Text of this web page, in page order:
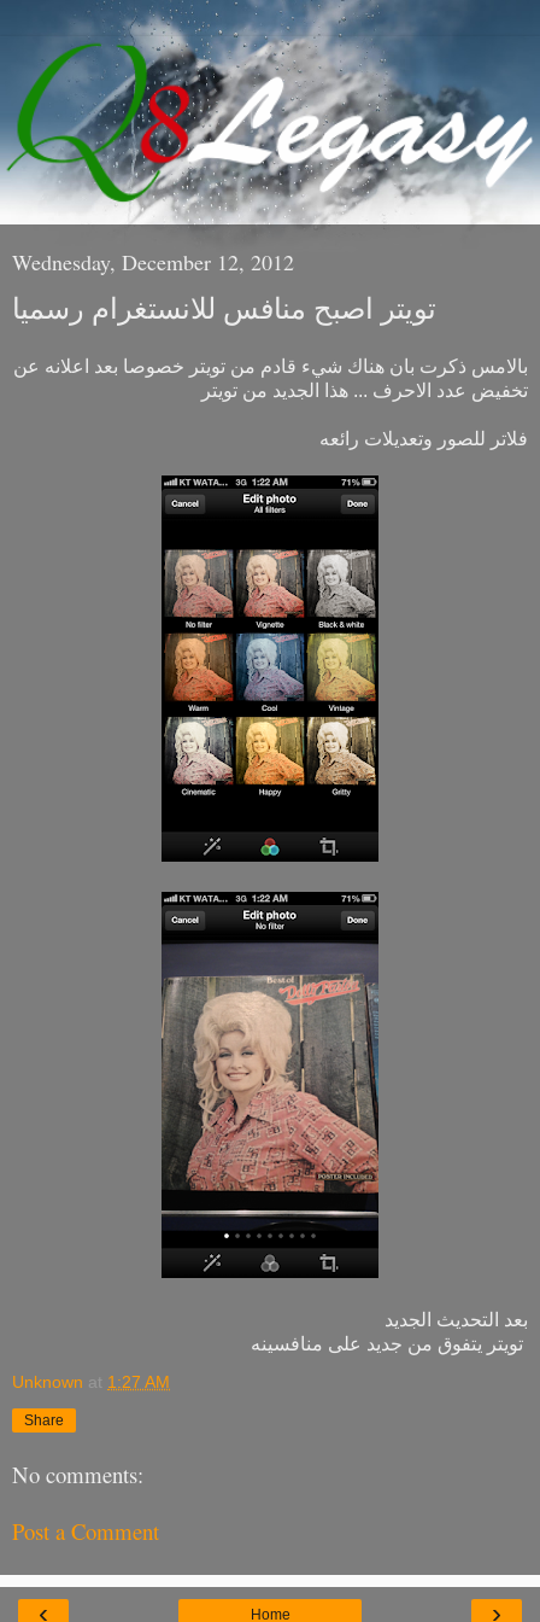
Wednesday, December 12, 2012
تويتر اصبح منافس للانستغرام رسميا
بالامس ذكرت بان هناك شيء قادم من تويتر خصوصا بعد اعلانه عن
تخفيض عدد الاحرف ... هذا الجديد من تويتر
فلاتر للصور وتعديلات رائعه
بعد التحديث الجديد
Unknown at 1:27 AM
Share
No comments:
Post a Comment
‹ ›
Home